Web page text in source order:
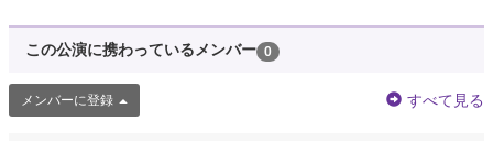
この公演に携わっているメンバー 0
メンバーに登録 すべて見る